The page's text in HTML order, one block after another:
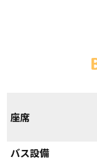
座席
バス設備